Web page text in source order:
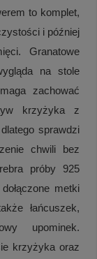
to komplet,
i później
Granatowe
na stole
zachować
krzyżyka z
sprawdzi
chwili bez
próby 925
metki
łańcuszek,
upominek.
krzyżyka oraz